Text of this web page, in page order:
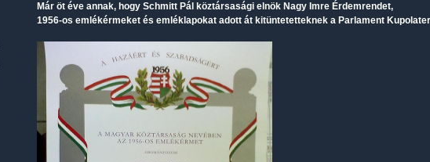
Már öt éve annak, hogy Schmitt Pál köztársasági elnök Nagy Imre Érdemrendet,
1956-os emlékérmeket és emléklapokat adott át kitüntetetteknek a Parlament